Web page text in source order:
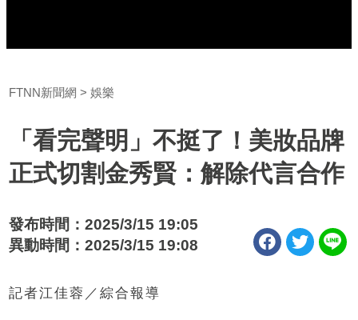
FTNN新聞網 娛樂
「看完聲明」不挺了！美妝品牌
正式切割金秀賢：解除代言合作
發布時間：2025/3/15 19:05
異動時間：2025/3/15 19:08
記者江佳蓉／綜合報導